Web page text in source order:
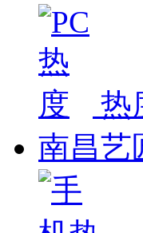
热
南昌艺